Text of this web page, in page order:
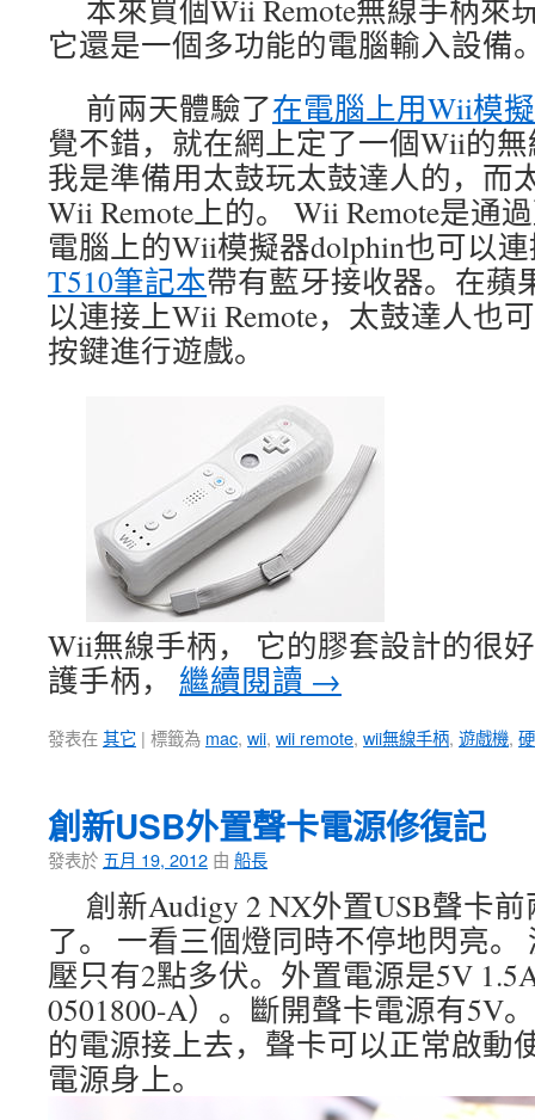
本來買個Wii Remote無線手柄來
它還是一個多功能的電腦輸入設備
前兩天體驗了在電腦上用Wii模
覺不錯，就在網上定了一個Wii的無
我是準備用太鼓玩太鼓達人的，而
Wii Remote上的。 Wii Remote是通
電腦上的Wii模擬器dolphin也可以連
T510筆記本帶有藍牙接收器。在蘋
以連接上Wii Remote，太鼓達人也
按鍵進行遊戲。
Wii無線手柄， 它的膠套設計的很
護手柄， 繼續閱讀 →
發表在其它 | 標籤為 mac, wii, wii remote, wii無線手柄, 遊戲機,
創新USB外置聲卡電源修復記
發表於 五月 19, 2012 由 船長
創新Audigy 2 NX外置USB聲卡
了。 一看三個燈同時不停地閃亮
壓只有2點多伏。外置電源是5V
0501800-A）。斷開聲卡電源有5V
的電源接上去，聲卡可以正常啟動
電源身上。